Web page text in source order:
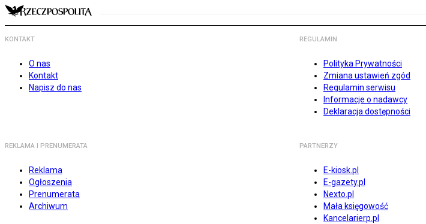
KONTAKT
O nas
Kontakt
Napisz do nas
REGULAMIN
Polityka Prywatności
Zmiana ustawień zgód
Regulamin serwisu
Informacje o nadawcy
Deklaracja dostępności
REKLAMA I PRENUMERATA
Reklama
Ogłoszenia
Prenumerata
Archiwum
PARTNERZY
E-kiosk.pl
E-gazety.pl
Nexto.pl
Mała księgowość
Kancelarierp.pl